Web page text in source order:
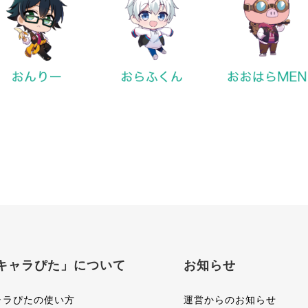
ャラぴた」について
ラぴたの使い方
お知らせ
運営からのお知らせ